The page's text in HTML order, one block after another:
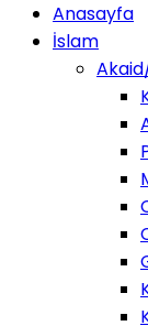
Anasayfa
İslam